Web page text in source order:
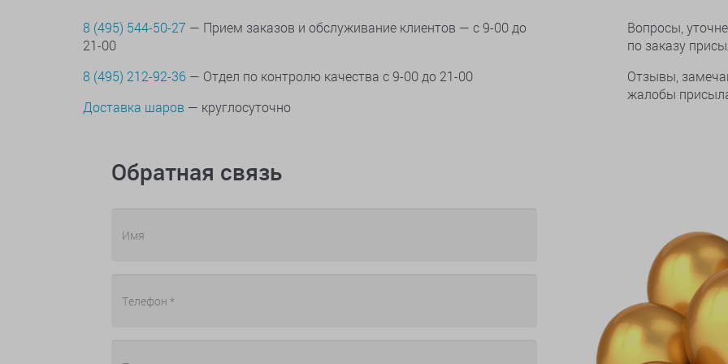
8 (495) 544-50-27 — Прием заказов и обслуживание клиентов — с 9-00 до
21-00
8 (495) 212-92-36 — Отдел по контролю качества с 9-00 до 21-00
Доставка шаров — круглосуточно
Вопросы,
по заказу
Отзывы,
жалобы
Обратная связь